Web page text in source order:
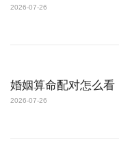
2026-07-26
婚姻算命配对怎么看
2026-07-26